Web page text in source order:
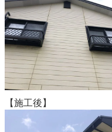
【施工後】